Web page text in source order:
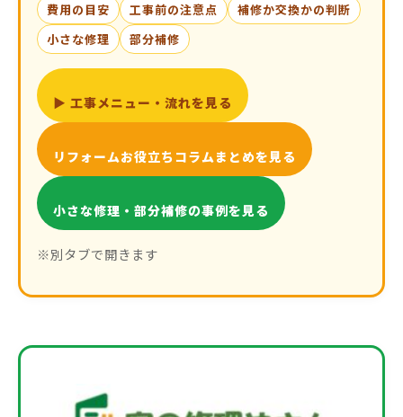
費用の目安 工事前の注意点
補修か交換かの判断
小さな修理
部分補修
▶ 工事メニュー・流れを見る
リフォームお役立ちコラムまとめを見る
小さな修理・部分補修の事例を見る
※別タブで開きます